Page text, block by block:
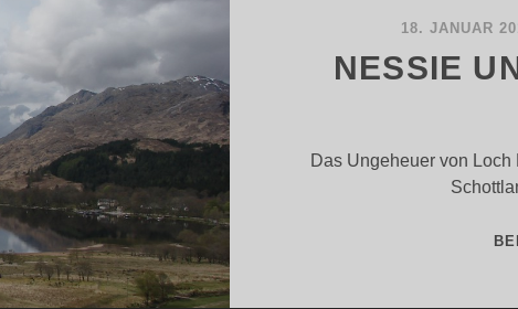
18. JANUAR
NESSIE
Das Ungeheuer von